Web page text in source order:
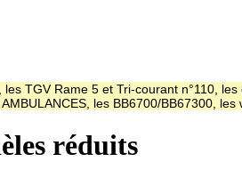
TGV Rame 5 et Tri-courant n°110,
les BB6700/BB67300, les
réduits